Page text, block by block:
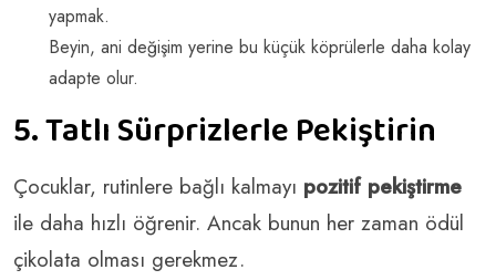
yapmak.
Beyin, ani değişim yerine bu küçük köprülerle daha kolay
adapte olur.
5. Tatlı Sürprizlerle Pekiştirin
Çocuklar, rutinlere bağlı kalmayı pozitif pekiştirme
ile daha hızlı öğrenir. Ancak bunun her zaman ödül
çikolata olması gerekmez.